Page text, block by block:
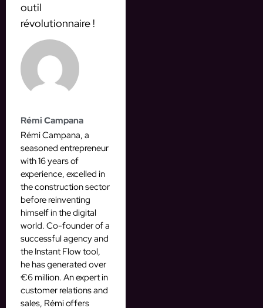
outil
révolutionnaire !
Rémi Campana
Rémi Campana, a
seasoned entrepreneur
with 16 years of
experience, excelled in
the construction sector
before reinventing
himself in the digital
world. Co-founder of a
successful agency and
the Instant Flow tool,
he has generated over
€6 million. An expert in
customer relations and
sales, Rémi offers